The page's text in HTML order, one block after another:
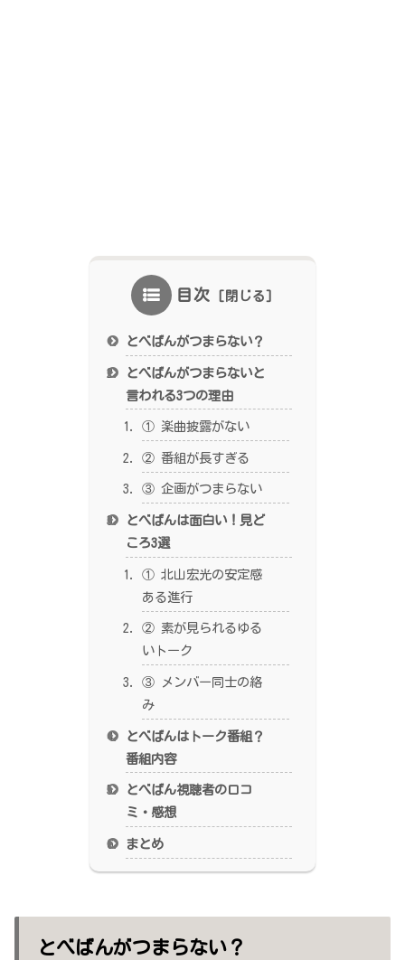
目次
とべばんがつまらない？
とべばんがつまらないと
言われる3つの理由
① 楽曲披露がない
② 番組が長すぎる
③ 企画がつまらない
とべばんは面白い！見ど
ころ3選
① 北山宏光の安定感
ある進行
② 素が見られるゆる
いトーク
③ メンバー同士の絡
み
とべばんはトーク番組？
番組内容
とべばん視聴者の口コ
ミ・感想
まとめ
とべばんがつまらない？